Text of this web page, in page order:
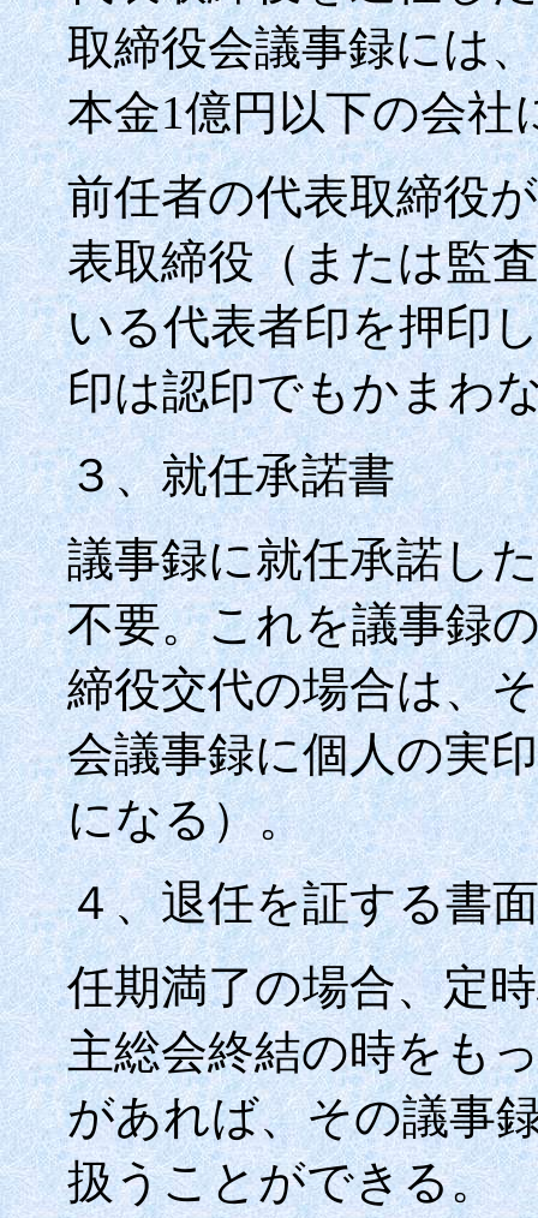
取締役会議事録には
本金1億円以下の会社
前任者の代表取締役
表取締役（または監
いる代表者印を押印
印は認印でもかまわ
３、就任承諾書
議事録に就任承諾し
不要。これを議事録
締役交代の場合は、
会議事録に個人の実
になる）。
４、退任を証する書面
任期満了の場合、定
主総会終結の時をも
があれば、その議事
扱うことができる。